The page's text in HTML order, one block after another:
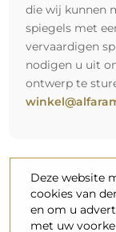
die wij kunnen
spiegels met
vervaardigen
nodigen u uit
ontwerp te
Deze website
cookies van
en om u
met uw